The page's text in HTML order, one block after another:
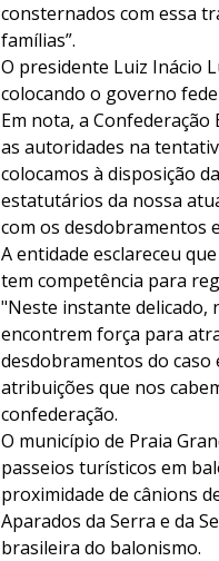
consternados com essa
famílias”.
O presidente Luiz Inácio
colocando o governo
Em nota, a
as autoridades na
colocamos à disposição
estatutários da nossa
com os desdobramentos
A entidade esclareceu
tem competência para
"Neste instante delicado,
encontrem força para
desdobramentos do
atribuições que nos
confederação.
O município de Praia
passeios turísticos em
proximidade de cânions
Aparados da Serra e da
brasileira do balonismo.